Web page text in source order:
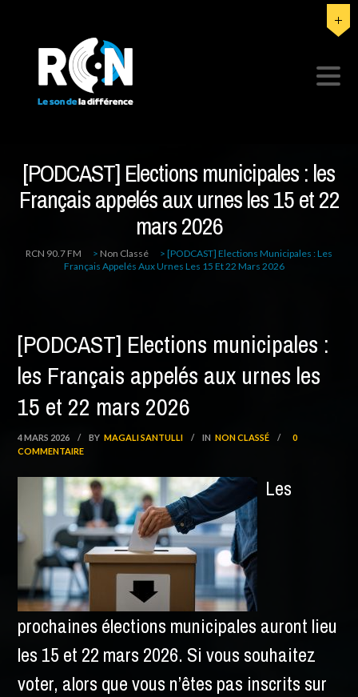
[PODCAST] Elections municipales : les
Français appelés aux urnes les 15 et 22
mars 2026
RCN 90.7 FM > Non Classé > [PODCAST] Elections Municipales : Les
Français Appelés Aux Urnes Les 15 Et 22 Mars 2026
[PODCAST] Elections municipales :
les Français appelés aux urnes les
15 et 22 mars 2026
4 MARS 2026 / BY MAGALI SANTULLI / IN NON CLASSÉ /
0
COMMENTAIRE
Les
prochaines élections municipales auront lieu
les 15 et 22 mars 2026. Si vous souhaitez
voter, alors que vous n’êtes pas inscrits sur